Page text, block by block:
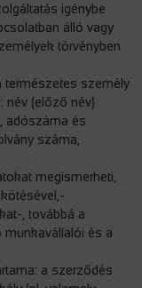
igénybe
álló vagy
törvényben
természetes személy
név (előző név)
adószáma és
száma,
megismerheti,
, továbbá a
munkavállalói és a
a szerződés